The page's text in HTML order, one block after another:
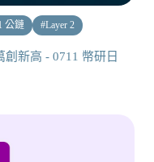
公鏈 #Layer 2
新高 - 0711 幣研日